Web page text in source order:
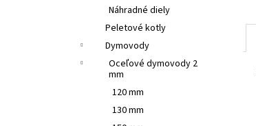
Náhradné diely
Peletové kotly
Dymovody
Oceľové dymovody 2
mm
120 mm
130 mm